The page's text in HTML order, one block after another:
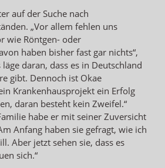
auf der Suche nach
„Vor allem fehlen uns
wie Röntgen- oder
haben bisher fast gar nichts“,
daran, dass es in Deutschland
gibt. Dennoch ist Okae
Krankenhausprojekt ein Erfolg
daran besteht kein Zweifel.“
habe er mit seiner Zuversicht
Anfang haben sie gefragt, wie ich
Aber jetzt sehen sie, dass es
sich.“